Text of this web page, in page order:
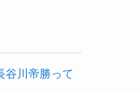
谷川帝勝って